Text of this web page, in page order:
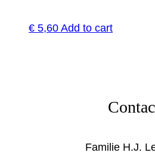
€ 5,60 Add to cart
Familie H.J.